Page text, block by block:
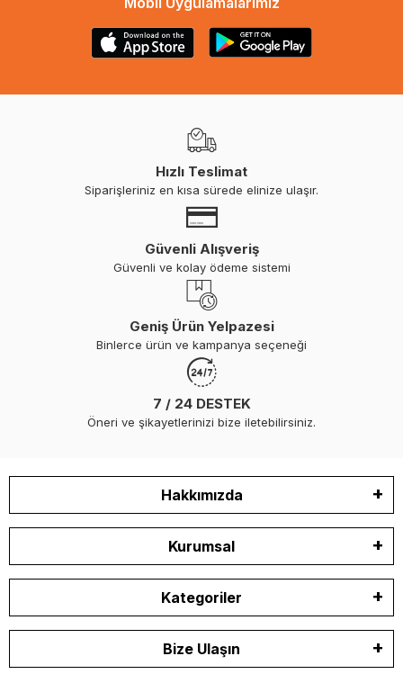
Hızlı Teslimat
Siparişleriniz en kısa sürede elinize ulaşır.
Güvenli Alışveriş
Güvenli ve kolay ödeme sistemi
Geniş Ürün Yelpazesi
Binlerce ürün ve kampanya seçeneği
7 / 24 DESTEK
Öneri ve şikayetlerinizi bize iletebilirsiniz.
Hakkımızda
Kurumsal
Kategoriler
Bize Ulaşın